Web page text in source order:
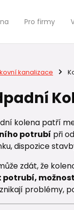
Pro firmy
kanalizace
kolena patří
potrubí při
dispozice
zdát, že
potrubí,
problémy,